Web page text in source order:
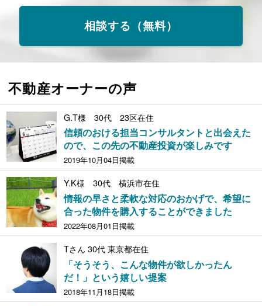
相談する（無料）
不動産オーナーの声
G.T様 30代 23区在住
信頼のおける担当コンサルタントと出会えた
ので、この先の不動産投資が楽しみです
2019年10月04日掲載
Y.K様 30代 横浜市在住
情報の早さと柔軟な対応のおかげで、希望に
合った物件を購入することができました
2022年08月01日掲載
Tさん 30代 東京都在住
「そうそう、こんな物件が欲しかったん
だ！」という嬉しい提案
2018年11月18日掲載